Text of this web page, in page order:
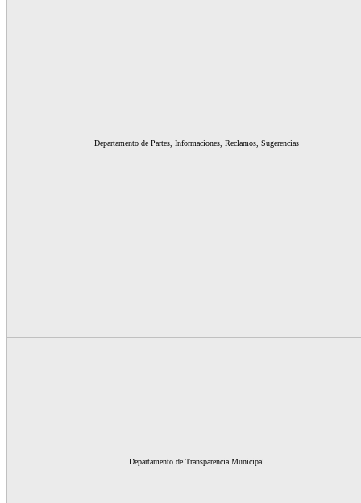
Departamento de Partes, Informaciones, Reclamos, Sugerencias
Departamento de Transparencia Municipal